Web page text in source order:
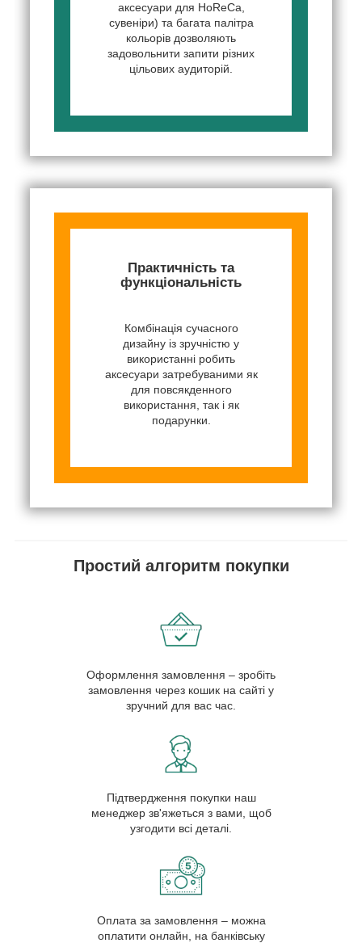
аксесуари для HoReCa,
сувеніри) та багата палітра
кольорів дозволяють
задовольнити запити різних
цільових аудиторій.
Практичність та
функціональність
Комбінація сучасного
дизайну із зручністю у
використанні робить
аксесуари затребуваними як
для повсякденного
використання, так і як
подарунки.
Простий алгоритм покупки
Оформлення замовлення – зробіть
замовлення через кошик на сайті у
зручний для вас час.
Підтвердження покупки наш
менеджер зв'яжеться з вами, щоб
узгодити всі деталі.
Оплата за замовлення – можна
оплатити онлайн, на банківську